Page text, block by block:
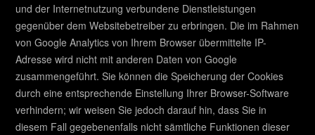
und der Internetnutzung verbundene Dienstleistungen
gegenüber dem Websitebetreiber zu erbringen. Die im Rahmen
von Google Analytics von Ihrem Browser übermittelte IP-
Adresse wird nicht mit anderen Daten von Google
zusammengeführt. Sie können die Speicherung der Cookies
durch eine entsprechende Einstellung Ihrer Browser-Software
verhindern; wir weisen Sie jedoch darauf hin, dass Sie in
diesem Fall gegebenenfalls nicht sämtliche Funktionen dieser